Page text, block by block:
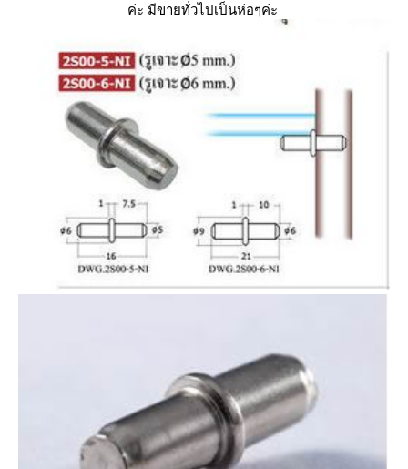
ค่ะ มีขายทั่วไปเป็นห่อๆค่ะ